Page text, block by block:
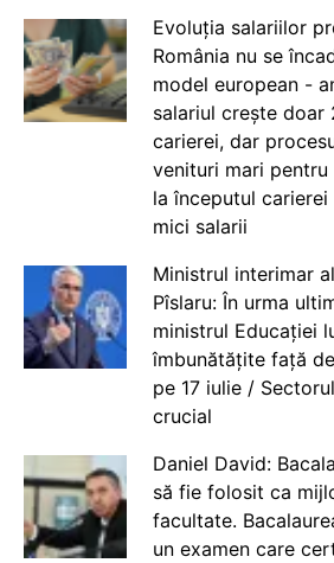
Evoluția salariilor
România nu se
model european -
salariul crește doar
carierei, dar
venituri mari
la începutul
mici salarii
Ministrul interimar
Pîslaru: În urma
ministrul Educației
îmbunătățite față
pe 17 iulie /
crucial
Daniel David:
să fie folosit ca
facultate.
un examen care